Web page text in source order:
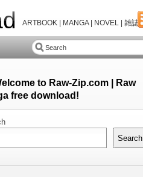
ARTBOOK | MANGA | NOVEL | 雑誌
to Raw-Zip.com | Raw
free download!
Search